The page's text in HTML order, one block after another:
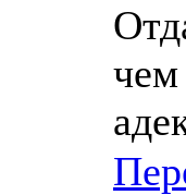
чем